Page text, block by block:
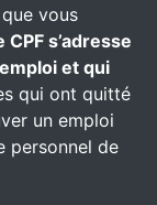
vous
CPF s’adresse
et qui
qui ont quitté
un emploi
personnel de